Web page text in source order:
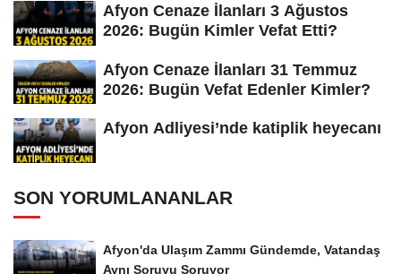
Afyon Cenaze İlanları 3 Ağustos
2026: Bugün Kimler Vefat Etti?
Afyon Cenaze İlanları 31 Temmuz
2026: Bugün Vefat Edenler Kimler?
Afyon Adliyesi’nde katiplik heyecanı
SON YORUMLANANLAR
Afyon'da Ulaşım Zammı Gündemde, Vatandaş
Aynı Soruyu Soruyor